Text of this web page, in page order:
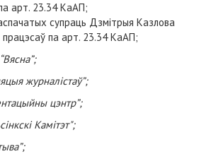
арт. 23.34 КаАП;
супраць Дзмітрыя Казлова
па арт. 23.34 КаАП;
журналістаў”;
цэнтр”;
Камітэт";